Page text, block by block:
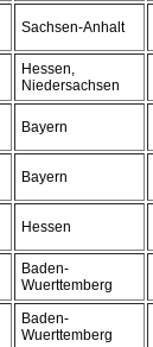
Sachsen-Anhalt
Hessen,
Niedersachsen
Bayern
Bayern
Hessen
Baden-
Wuerttemberg
Baden-
Wuerttemberg